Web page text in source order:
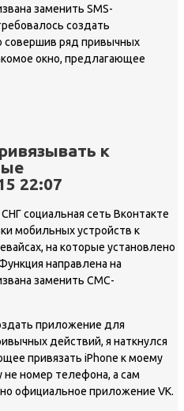
заменить SMS-
создать
совершив ряд привычных
окно, предлагающее
к
22:07
социальная сеть Вконтакте
мобильных устройств к
на которые установлено
направлена на
заменить СМС-
приложение для
действий, я наткнулся
привязать iPhone к моему
не номер телефона, а сам
официальное приложение VK.